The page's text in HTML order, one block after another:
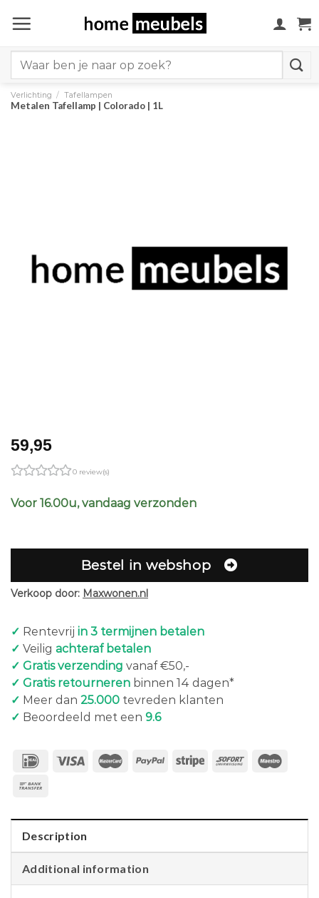
naar
for:
Verlichting / Tafellampen
Metalen Tafellamp | Colorado | 1L
59,95
0 review(s)
Voor 16.00u, vandaag verzonden
Bestel in webshop
Verkoop door: Maxwonen.nl
✓ Rentevrij in 3 termijnen betalen
✓ Veilig achteraf betalen
✓ Gratis verzending vanaf €50,-
✓ Gratis retourneren binnen 14 dagen*
✓ Meer dan 25.000 tevreden klanten
✓ Beoordeeld met een 9.6
Description
Additional information